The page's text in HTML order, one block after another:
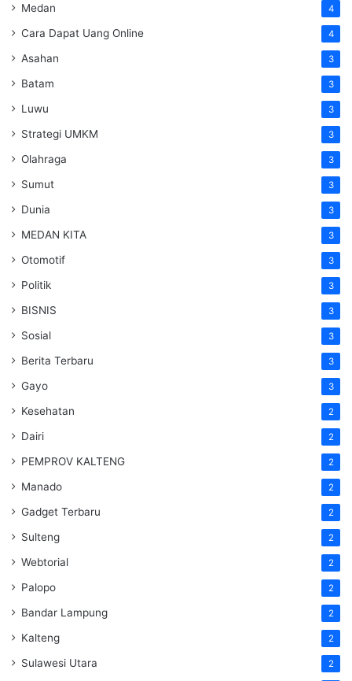
Medan 4
Cara Dapat Uang Online 4
Asahan 3
Batam 3
Luwu 3
Strategi UMKM 3
Olahraga 3
Sumut 3
Dunia 3
MEDAN KITA 3
Otomotif 3
Politik 3
BISNIS 3
Sosial 3
Berita Terbaru 3
Gayo 3
Kesehatan 2
Dairi 2
PEMPROV KALTENG 2
Manado 2
Gadget Terbaru 2
Sulteng 2
Webtorial 2
Palopo 2
Bandar Lampung 2
Kalteng 2
Sulawesi Utara 2